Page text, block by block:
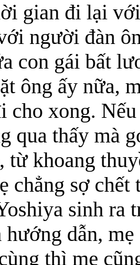
gian đi lại
người đàn
con gái bất
ông ấy nữa,
cho xong.
qua thấy mà
từ khoang
chẳng sợ
sinh ra
hướng dẫn,
thì mẹ